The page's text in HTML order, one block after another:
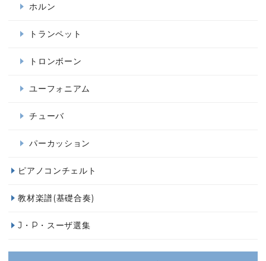
ホルン
トランペット
トロンボーン
ユーフォニアム
チューバ
パーカッション
ピアノコンチェルト
教材楽譜(基礎合奏)
J・P・スーザ選集